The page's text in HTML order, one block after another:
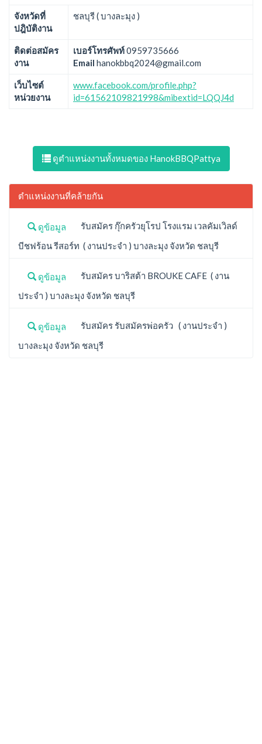
จังหวัดที่
ปฎิบัติงาน
ชลบุรี ( บางละมุง )
ติดต่อสมัคร
งาน
เบอร์โทรศัพท์0959735666
Email hanokbbq2024@gmail.com
เว็บไซต์
หน่วยงาน
www.facebook.com/profile.php?
id=61562109821998&mibextid=LQQJ4d
ดูตำแหน่งงานทั้งหมดของ HanokBBQPattya
ตำแหน่งงานที่คล้ายกัน
ดูข้อมูล
รับสมัคร กุ๊กครัวยุโรป โรงแรม เวลคัมเวิลด์
บีชฟร้อน รีสอร์ท ( งานประจำ ) บางละมุง จังหวัด ชลบุรี
ดูข้อมูล
รับสมัคร บาริสต้า BROUKE CAFE ( งาน
ประจำ ) บางละมุง จังหวัด ชลบุรี
ดูข้อมูล
รับสมัคร รับสมัครพ่อครัว ( งานประจำ )
บางละมุง จังหวัด ชลบุรี